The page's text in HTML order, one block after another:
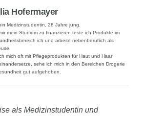
Hofermayer
Medizinstudentin, 28 Jahre jung.
mein Studium zu finanzieren teste ich Produkte im
ich und arbeite nebenberuflich als
mich oft mit Pflegeprodukten für Haut und Haar
sehe ich mich in den Bereichen Drogerie
gut aufgehoben.
als Medizinstudentin und